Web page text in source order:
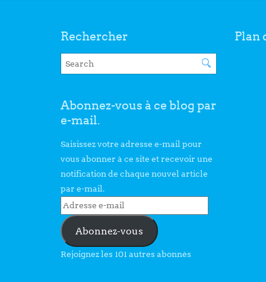
Rechercher
Abonnez-vous à ce blog par
e-mail.
Saisissez votre adresse e-mail pour
vous abonner à ce site et recevoir une
notification de chaque nouvel article
par e-mail.
Abonnez-vous
Rejoignez les 101 autres abonnés
Plan